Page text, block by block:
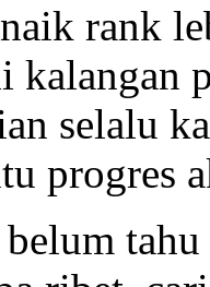
rank
selalu
progres